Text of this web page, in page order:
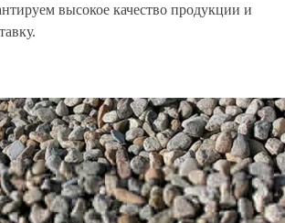
высокое качество продукции и